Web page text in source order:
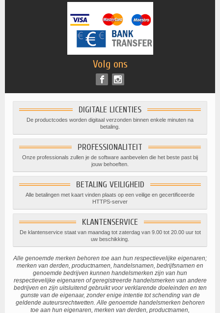
Volg ons
DIGITALE LICENTIES
De productcodes worden digitaal verzonden binnen enkele minuten na
betaling.
PROFESSIONALITEIT
Onze professionals zullen je de software aanbevelen die het beste past bij
jouw behoeften.
BETALING VEILIGHEID
Alle betalingen met kaart vinden plaats op een veilige en gecertificeerde
HTTPS-server
KLANTENSERVICE
De klantenservice staat van maandag tot zaterdag van 9.00 tot 20.00 uur tot
uw beschikking.
Alle genoemde merken behoren toe aan hun respectievelijke eigenaren;
merken van derden, productnamen, handelsnamen, bedrijfsnamen en
genoemde bedrijven kunnen handelsmerken zijn van hun
respectievelijke eigenaren of geregistreerde handelsmerken van andere
bedrijven en zijn uitsluitend gebruikt voor verklarende doeleinden en ten
gunste van de eigenaar, zonder enige intentie tot schending van de
geldende auteursrechtwetten. Alle genoemde handelsmerken behoren
toe aan hun eigenaren, merken van derden, productnamen,